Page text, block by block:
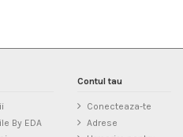
By EDA
Contul tau
Conecteaza-te
Adrese